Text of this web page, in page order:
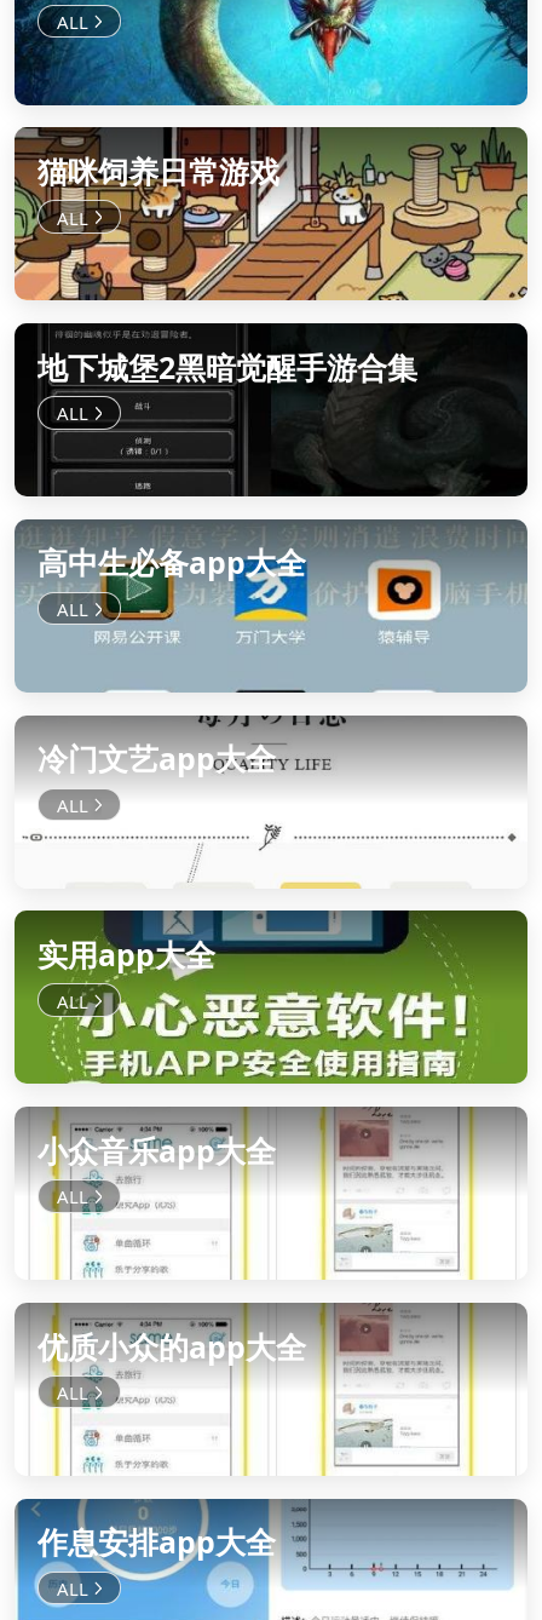
猫咪饲养日常游戏
地下城堡2黑暗觉醒手游合集
高中生必备app大全
冷门文艺app大全
实用app大全
小众音乐app大全
优质小众的app大全
作息安排app大全